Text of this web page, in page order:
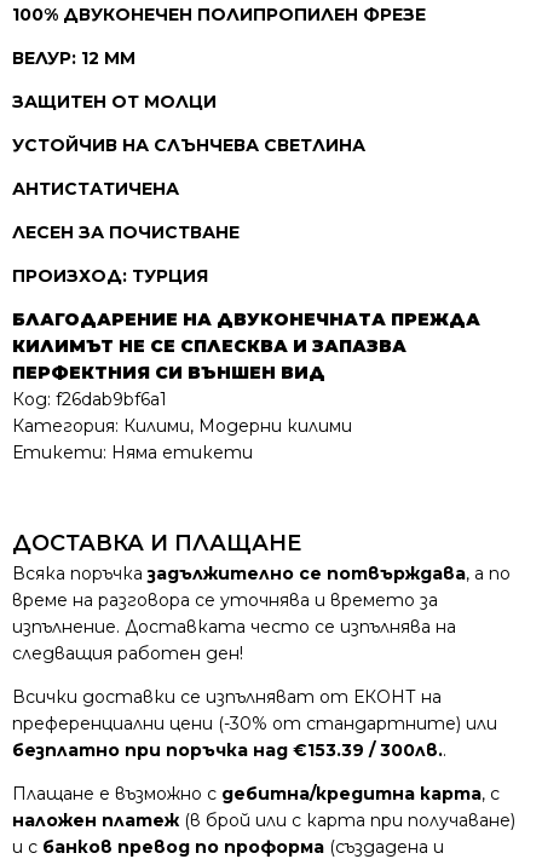
100% ДВУКОНЕЧЕН ПОЛИПРОПИЛЕН ФРЕЗЕ
ВЕЛУР: 12 ММ
ЗАЩИТЕН ОТ МОЛЦИ
УСТОЙЧИВ НА СЛЪНЧЕВА СВЕТЛИНА
АНТИСТАТИЧЕНА
ЛЕСЕН ЗА ПОЧИСТВАНЕ
ПРОИЗХОД: ТУРЦИЯ
БЛАГОДАРЕНИЕ НА ДВУКОНЕЧНАТА ПРЕЖДА
КИЛИМЪТ НЕ СЕ СПЛЕСКВА И ЗАПАЗВА
ПЕРФЕКТНИЯ СИ ВЪНШЕН ВИД
Код: f26dab9bf6a1
Категория: Килими, Модерни килими
Етикети: Няма етикети
ДОСТАВКА И ПЛАЩАНЕ
Всяка поръчказадължително се потвърждава, а по
време на разговора се уточнява и времето за
изпълнение. Доставката често се изпълнява на
следващия работен ден!
Всички доставки се изпълняват от ЕКОНТ на
преференциални цени (-30% от стандартните) или
безплатно при поръчка над €153.39 / 300лв..
Плащане е възможно с дебитна/кредитна карта, с
наложен платеж (в брой или с карта при получаване)
и с банков превод по проформа (създадена и